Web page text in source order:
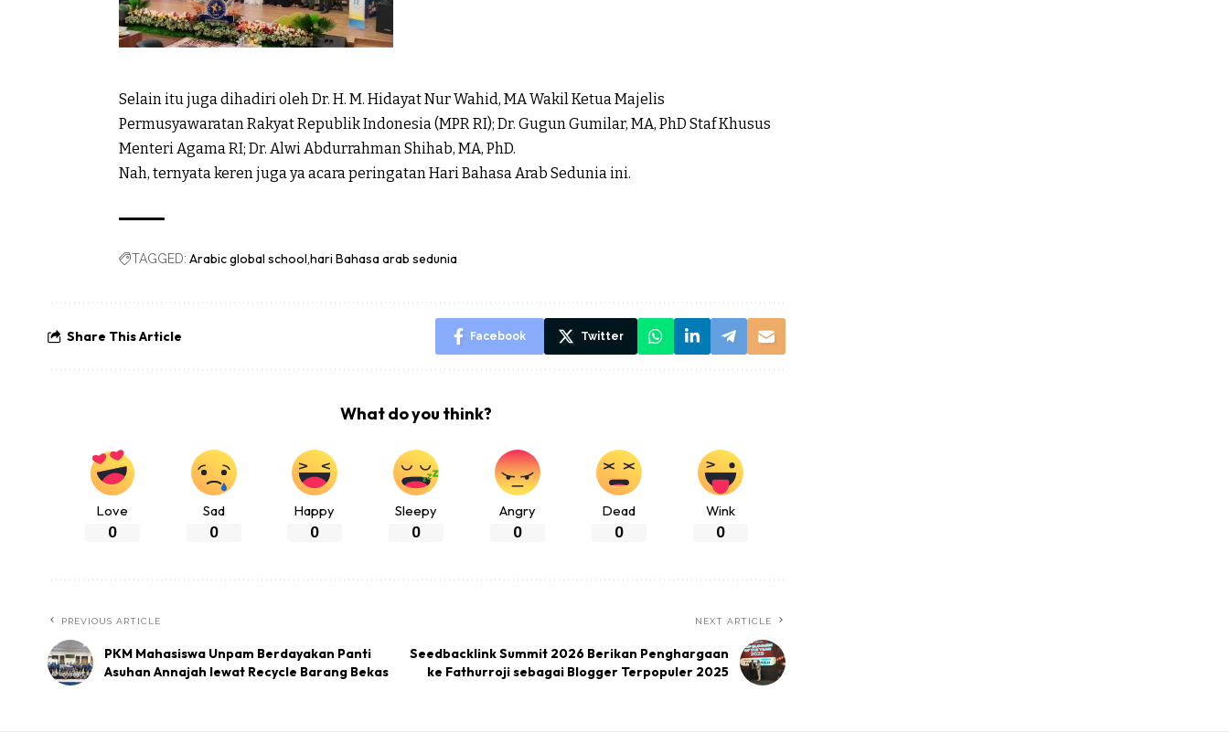
Selain itu juga dihadiri oleh Dr. H. M. Hidayat Nur Wahid, MA Wakil Ketua Majelis
Permusyawaratan Rakyat Republik Indonesia (MPR RI); Dr. Gugun Gumilar, MA, PhD Staf Khusus
Menteri Agama RI; Dr. Alwi Abdurrahman Shihab, MA, PhD.
Nah, ternyata keren juga ya acara peringatan Hari Bahasa Arab Sedunia ini.
TAGGED: Arabic global school hari Bahasa arab sedunia
Share This Article Facebook Twitter
What do you think?
Love
0
Sad
0
Happy
0
Sleepy
0
Angry
0
Dead
0
Wink
0
PREVIOUS ARTICLE
PKM Mahasiswa Unpam Berdayakan Panti
Asuhan Annajah lewat Recycle Barang Bekas
NEXT ARTICLE
Seedbacklink Summit 2026 Berikan Penghargaan
ke Fathurroji sebagai Blogger Terpopuler 2025